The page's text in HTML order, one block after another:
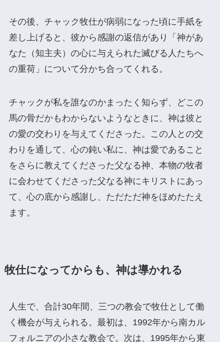
その後、チャック牧仕が病弱になった頃に手紙を
差し上げると、彼から感謝の返信があり「神があ
なた（知主夫）の心に与えられた滅びる人たちへ
の重荷」について分かち合ってくれる。
チャックが私を誰なのかまったく知らず、どこの
馬の骨だかもわからないようなときに、神は彼と
の愛の交わりを与えてくださった。この人との交
わりを通して、心の鈍い私に、神は愛であること
をさらに教えてくださった父なる神、本物の牧者
に会わせてくださった父なる神にキリストにあっ
て、心の底から感謝し、ただただ神をほめたたえ
ます。
牧仕になってからも、神は導かれる
人生で、合計30年間、三つの教会で牧仕として働
く機会が与えられる。最初は、1992年から南カル
フォルニアの小さな教会で。次は、1995年から東